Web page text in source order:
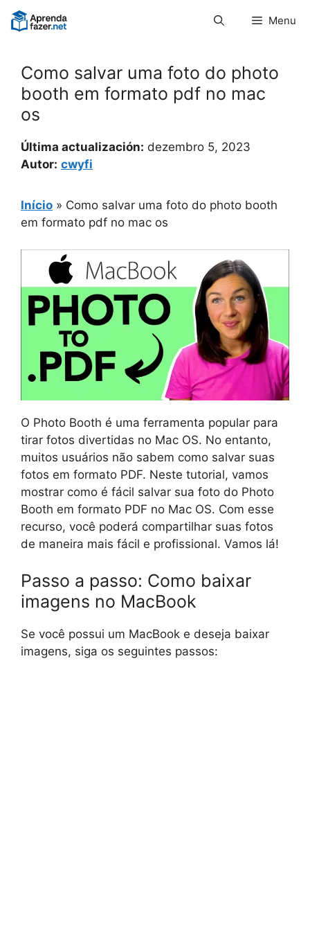
Pular
para
Menu
Como salvar uma foto do photo
booth em formato pdf no mac
os
Última actualización: dezembro 5, 2023
Autor: cwyfi
Início » Como salvar uma foto do photo booth
em formato pdf no mac os
O Photo Booth é uma ferramenta popular para
tirar fotos divertidas no Mac OS. No entanto,
muitos usuários não sabem como salvar suas
fotos em formato PDF. Neste tutorial, vamos
mostrar como é fácil salvar sua foto do Photo
Booth em formato PDF no Mac OS. Com esse
recurso, você poderá compartilhar suas fotos
de maneira mais fácil e profissional. Vamos lá!
Passo a passo: Como baixar
imagens no MacBook
Se você possui um MacBook e deseja baixar
imagens, siga os seguintes passos: